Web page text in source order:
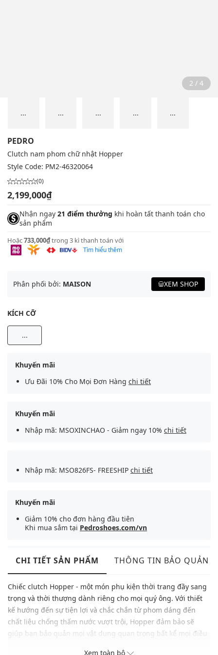
2 / 4
... ... ... ... ...
PEDRO
Clutch nam phom chữ nhật Hopper
Style Code: PM2-46320064
(0)
2,199,000₫
Nhận ngay 21 điểm thưởng khi hoàn tất thanh toán cho
sản phẩm
Hoặc733,000₫trong 3 kì thanh toán với
Tìm hiểu thêm
Phân phối bởi: MAISON XEM SHOP
KÍCH CỠ
...
Khuyến mãi
Ưu Đãi 10% Cho Mọi Đơn Hàng chi tiết
Khuyến mãi
Nhập mã: MSOXINCHAO - Giảm ngay 10% chi tiết
Nhập mã: MSO826FS- FREESHIP chi tiết
Khuyến mãi
Giảm 10% cho đơn hàng đầu tiên
Khi mua sắm tại Pedroshoes.com/vn
CHI TIẾT SẢN PHẨM THÔNG TIN BẢO QUẢN
Chiếc clutch Hopper - một món phụ kiện thời trang đầy sang
trọng và thời thượng dành riêng cho mọi quý ông. Với thiết
kế hướng đến sự tiện lợi và chắc chắn từ phom dáng đến
chất liệu chống thấm nước vượt trội, Hopper đảm bảo sẽ
giúp bạn bảo quản mọi vật dụng quan trọng bất kể mọi điều
Xem toàn bộ